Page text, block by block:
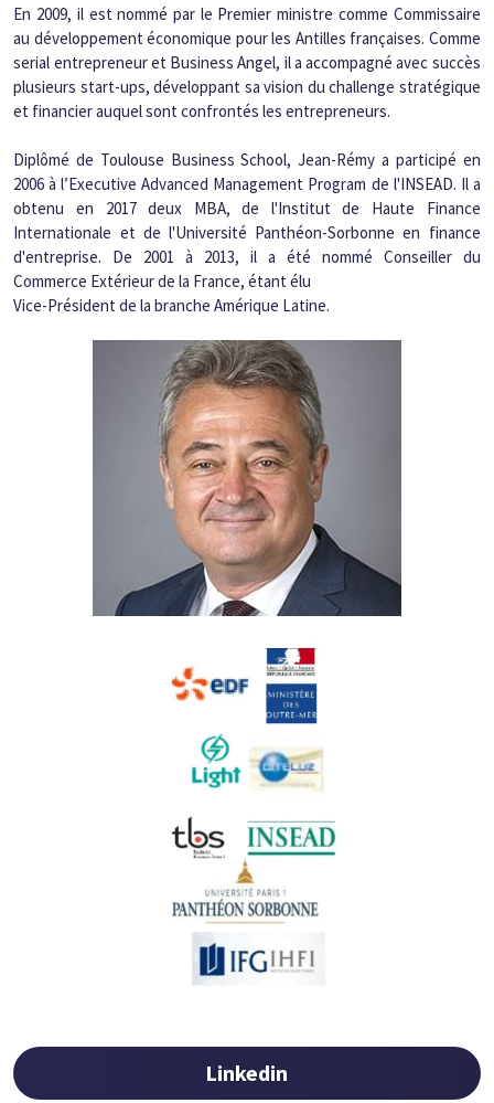
En 2009, il est nommé par le Premier ministre comme Commissaire
au développement économique pour les Antilles françaises. Comme
serial entrepreneur et Business Angel, il a accompagné avec succès
plusieurs start-ups, développant sa vision du challenge stratégique
et financier auquel sont confrontés les entrepreneurs.
Diplômé de Toulouse Business School, Jean-Rémy a participé en
2006 à l’Executive Advanced Management Program de l'INSEAD. Il a
obtenu en 2017 deux MBA, de l'Institut de Haute Finance
Internationale et de l'Université Panthéon-Sorbonne en finance
d'entreprise. De 2001 à 2013, il a été nommé Conseiller du
Commerce Extérieur de la France, étant élu
Vice-Président de la branche Amérique Latine.
Linkedin